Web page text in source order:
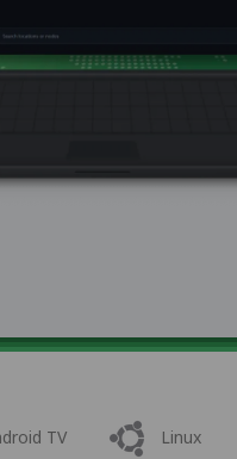
TV Linux